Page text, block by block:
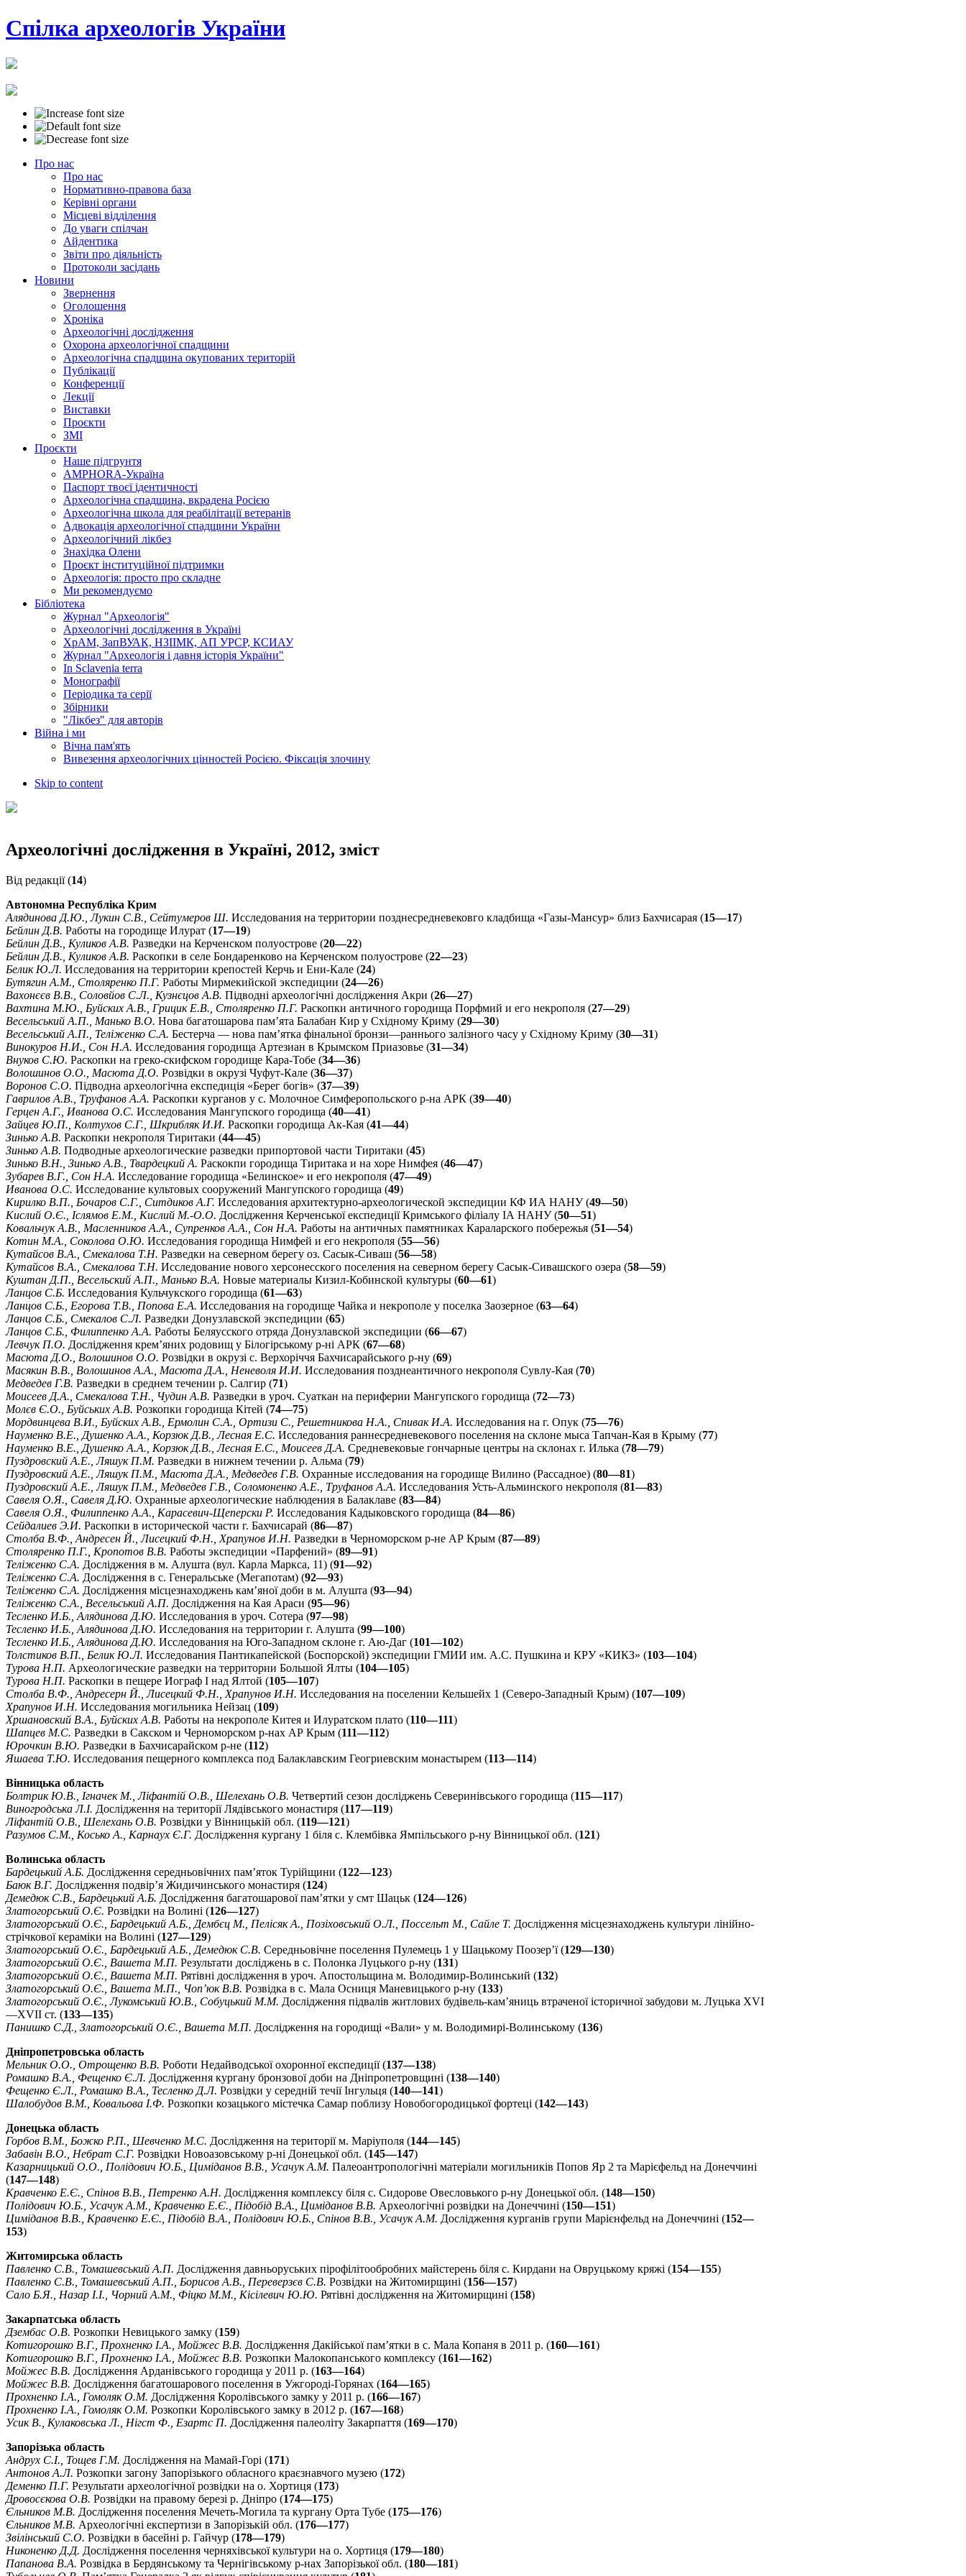
Cпілка археологів України
Про нас
Про нас
Нормативно-правова база
Керівні органи
Місцеві відділення
До уваги спілчан
Айдентика
Звіти про діяльність
Протоколи засідань
Новини
Звернення
Оголошення
Хроніка
Археологічні дослідження
Охорона археологічної спадщини
Археологічна спадщина окупованих територій
Публікації
Конференції
Лекції
Виставки
Проєкти
ЗМІ
Проєкти
Наше підгрунтя
AMPHORA-Україна
Паспорт твоєї ідентичності
Археологічна спадщина, вкрадена Росією
Археологічна школа для реабілітації ветеранів
Адвокація археологічної спадщини України
Археологічний лікбез
Знахідка Олени
Проєкт інституційної підтримки
Археологія: просто про складне
Ми рекомендуємо
Бібліотека
Журнал "Археологія"
Археологічні дослідження в Україні
ХрАМ, ЗапВУАК, НЗІІМК, АП УРСР, КСИАУ
Журнал "Археологія і давня історія України"
In Sclavenia terra
Монографії
Періодика та серії
Збірники
"Лікбез" для авторів
Війна і ми
Вічна пам'ять
Вивезення археологічних цінностей Росією. Фіксація злочину
Skip to content
Археологічні дослідження в Україні, 2012, зміст
Від редакції (14)
Автономна Республіка Крим
Алядинова Д.Ю., Лукин С.В., Сейтумеров Ш. Исследования на территории позднесредневековго кладбища «Газы-Мансур» близ Бахчисарая (15—17)
Бейлин Д.В. Работы на городище Илурат (17—19)
Бейлин Д.В., Куликов А.В. Разведки на Керченском полуострове (20—22)
Бейлин Д.В., Куликов А.В. Раскопки в селе Бондаренково на Керченском полуострове (22—23)
Белик Ю.Л. Исследования на территории крепостей Керчь и Ени-Кале (24)
Бутягин А.М., Столяренко П.Г. Работы Мирмекийской экспедиции (24—26)
Вахонєєв В.В., Соловйов С.Л., Кузнєцов А.В. Підводні археологічні дослідження Акри (26—27)
Вахтина М.Ю., Буйских А.В., Грицик Е.В., Столяренко П.Г. Раскопки античного городища Порфмий и его некрополя (27—29)
Весельський А.П., Манько В.О. Нова багатошарова пам’ята Балабан Кир у Східному Криму (29—30)
Весельський А.П., Теліженко С.А. Бестерча — нова пам’ятка фінальної бронзи—раннього залізного часу у Східному Криму (30—31)
Винокуров Н.И., Сон Н.А. Исследования городища Артезиан в Крымском Приазовье (31—34)
Внуков С.Ю. Раскопки на греко-скифском городище Кара-Тобе (34—36)
Волошинов О.О., Масюта Д.О. Розвідки в окрузі Чуфут-Кале (36—37)
Воронов С.О. Підводна археологічна експедиція «Берег богів» (37—39)
Гаврилов А.В., Труфанов А.А. Раскопки курганов у с. Молочное Симферопольского р-на АРК (39—40)
Герцен А.Г., Иванова О.С. Исследования Мангупского городища (40—41)
Зайцев Ю.П., Колтухов С.Г., Шкрибляк И.И. Раскопки городища Ак-Кая (41—44)
Зинько А.В. Раскопки некрополя Тиритаки (44—45)
Зинько А.В. Подводные археологические разведки припортовой части Тиритаки (45)
Зинько В.Н., Зинько А.В., Твардецкий А. Раскокпи городища Тиритака и на хоре Нимфея (46—47)
Зубарев В.Г., Сон Н.А. Исследование городища «Белинское» и его некрополя (47—49)
Иванова О.С. Исследование культовых сооружений Мангупского городища (49)
Кирилко В.П., Бочаров С.Г., Ситдиков А.Г. Исследования архитектурно-археологической экспедиции КФ ИА НАНУ (49—50)
Кислий О.Є., Іслямов Е.М., Кислий М.-О.О. Дослідження Керченської експедиції Кримського філіалу ІА НАНУ (50—51)
Ковальчук А.В., Масленников А.А., Супренков А.А., Сон Н.А. Работы на античных памятниках Караларского побережья (51—54)
Котин М.А., Соколова О.Ю. Исследования городища Нимфей и его некрополя (55—56)
Кутайсов В.А., Смекалова Т.Н. Разведки на северном берегу оз. Сасык-Сиваш (56—58)
Кутайсов В.А., Смекалова Т.Н. Исследование нового херсонесского поселения на северном берегу Сасык-Сивашского озера (58—59)
Куштан Д.П., Весельский А.П., Манько В.А. Новые материалы Кизил-Кобинской культуры (60—61)
Ланцов С.Б. Исследования Кульчукского городища (61—63)
Ланцов С.Б., Егорова Т.В., Попова Е.А. Исследования на городище Чайка и некрополе у поселка Заозерное (63—64)
Ланцов С.Б., Смекалов С.Л. Разведки Донузлавской экспедиции (65)
Ланцов С.Б., Филиппенко А.А. Работы Беляусского отряда Донузлавской экспедиции (66—67)
Левчук П.О. Дослідження крем’яних родовищ у Білогірському р-ні АРК (67—68)
Масюта Д.О., Волошинов О.О. Розвідки в окрузі с. Верхоріччя Бахчисарайського р-ну (69)
Масякин В.В., Волошинов А.А., Масюта Д.А., Неневоля И.И. Исследования позднеантичного некрополя Сувлу-Кая (70)
Медведев Г.В. Разведки в среднем течении р. Салгир (71)
Моисеев Д.А., Смекалова Т.Н., Чудин А.В. Разведки в уроч. Суаткан на периферии Мангупского городища (72—73)
Молєв Є.О., Буйських А.В. Розкопки городища Кітей (74—75)
Мордвинцева В.И., Буйских А.В., Ермолин С.А., Ортизи С., Решетникова Н.А., Спивак И.А. Исследования на г. Опук (75—76)
Науменко В.Е., Душенко А.А., Корзюк Д.В., Лесная Е.С. Исследования раннесредневекового поселения на склоне мыса Тапчан-Кая в Крыму (77)
Науменко В.Е., Душенко А.А., Корзюк Д.В., Лесная Е.С., Моисеев Д.А. Средневековые гончарные центры на склонах г. Илька (78—79)
Пуздровский А.Е., Ляшук П.М. Разведки в нижнем течении р. Альма (79)
Пуздровский А.Е., Ляшук П.М., Масюта Д.А., Медведев Г.В. Охранные исследования на городище Вилино (Рассадное) (80—81)
Пуздровский А.Е., Ляшук П.М., Медведев Г.В., Соломоненко А.Е., Труфанов А.А. Исследования Усть-Альминского некрополя (81—83)
Савеля О.Я., Савеля Д.Ю. Охранные археологические наблюдения в Балаклаве (83—84)
Савеля О.Я., Филиппенко А.А., Карасевич-Щеперски Р. Исследования Кадыковского городища (84—86)
Сейдалиев Э.И. Раскопки в исторической части г. Бахчисарай (86—87)
Столба В.Ф., Андресен Й., Лисецкий Ф.Н., Храпунов И.Н. Разведки в Черноморском р-не АР Крым (87—89)
Столяренко П.Г., Кропотов В.В. Работы экспедиции «Парфений» (89—91)
Теліженко С.А. Дослідження в м. Алушта (вул. Карла Маркса, 11) (91—92)
Теліженко С.А. Дослідження в с. Генеральське (Мегапотам) (92—93)
Теліженко С.А. Дослідження місцезнаходжень кам’яної доби в м. Алушта (93—94)
Теліженко С.А., Весельський А.П. Дослідження на Кая Араси (95—96)
Тесленко И.Б., Алядинова Д.Ю. Исследования в уроч. Сотера (97—98)
Тесленко И.Б., Алядинова Д.Ю. Исследования на территории г. Алушта (99—100)
Тесленко И.Б., Алядинова Д.Ю. Исследования на Юго-Западном склоне г. Аю-Даг (101—102)
Толстиков В.П., Белик Ю.Л. Исследования Пантикапейской (Боспорской) экспедиции ГМИИ им. А.С. Пушкина и КРУ «КИКЗ» (103—104)
Турова Н.П. Археологические разведки на территории Большой Ялты (104—105)
Турова Н.П. Раскопки в пещере Иограф I над Ялтой (105—107)
Столба В.Ф., Андресерн Й., Лисецкий Ф.Н., Храпунов И.Н. Исследования на поселении Кельшейх 1 (Северо-Западный Крым) (107—109)
Храпунов И.Н. Исследования могильника Нейзац (109)
Хршановский В.А., Буйских А.В. Работы на некрополе Китея и Илуратском плато (110—111)
Шапцев М.С. Разведки в Сакском и Черноморском р-нах АР Крым (111—112)
Юрочкин В.Ю. Разведки в Бахчисарайском р-не (112)
Яшаева Т.Ю. Исследования пещерного комплекса под Балаклавским Геогриевским монастырем (113—114)
Вінницька область
Болтрик Ю.В., Ігначек М., Ліфантій О.В., Шелехань О.В. Четвертий сезон досліджень Северинівського городища (115—117)
Виногродська Л.І. Дослідження на території Лядівського монастиря (117—119)
Ліфантій О.В., Шелехань О.В. Розвідки у Вінницькій обл. (119—121)
Разумов С.М., Косько А., Карнаух Є.Г. Дослідження кургану 1 біля с. Клембівка Ямпільського р-ну Вінницької обл. (121)
Волинська область
Бардецький А.Б. Дослідження середньовічних пам’яток Турійщини (122—123)
Баюк В.Г. Дослідження подвір’я Жидичинського монастиря (124)
Демедюк С.В., Бардецький А.Б. Дослідження багатошарової пам’ятки у смт Шацьк (124—126)
Златогорський О.Є. Розвідки на Волині (126—127)
Златогорський О.Є., Бардецький А.Б., Дембєц М., Пелісяк А., Позіховський О.Л., Поссельт М., Сайле Т. Дослідження місцезнаходжень культури лінійно-
стрічкової кераміки на Волині (127—129)
Златогорський О.Є., Бардецький А.Б., Демедюк С.В. Середньовічне поселення Пулемець 1 у Шацькому Поозер’ї (129—130)
Златогорський О.Є., Вашета М.П. Результати досліджень в с. Полонка Луцького р-ну (131)
Златогорський О.Є., Вашета М.П. Рятівні дослідження в уроч. Апостольщина м. Володимир-Волинський (132)
Златогорський О.Є., Вашета М.П., Чоп’юк В.В. Розвідка в с. Мала Осниця Маневицького р-ну (133)
Златогорський О.Є., Лукомський Ю.В., Собуцький М.М. Дослідження підвалів житлових будівель-кам’яниць втраченої історичної забудови м. Луцька XVI
—XVII ст. (133—135)
Панишко С.Д., Златогорський О.Є., Вашета М.П. Дослідження на городищі «Вали» у м. Володимирі-Волинському (136)
Дніпропетровська область
Мельник О.О., Отрощенко В.В. Роботи Недайводської охоронної експедиції (137—138)
Ромашко В.А., Фещенко Є.Л. Дослідження кургану бронзової доби на Дніпропетровщині (138—140)
Фещенко Є.Л., Ромашко В.А., Тесленко Д.Л. Розвідки у середній течії Інгульця (140—141)
Шалобудов В.М., Ковальова І.Ф. Розкопки козацького містечка Самар поблизу Новобогородицької фортеці (142—143)
Донецька область
Горбов В.М., Божко Р.П., Шевченко М.С. Дослідження на території м. Маріуполя (144—145)
Забавін В.О., Небрат С.Г. Розвідки Новоазовському р-ні Донецької обл. (145—147)
Казарницький О.О., Полідович Ю.Б., Циміданов В.В., Усачук А.М. Палеоантропологічні матеріали могильників Попов Яр 2 та Марієфельд на Донеччині
(147—148)
Кравченко Е.Є., Спінов В.В., Петренко А.Н. Дослідження комплексу біля с. Сидорове Овесловького р-ну Донецької обл. (148—150)
Полідович Ю.Б., Усачук А.М., Кравченко Е.Є., Підобід В.А., Циміданов В.В. Археологічні розвідки на Донеччині (150—151)
Циміданов В.В., Кравченко Е.Є., Підобід В.А., Полідович Ю.Б., Спінов В.В., Усачук А.М. Дослідження курганів групи Марієнфельд на Донеччині (152—
153)
Житомирська область
Павленко С.В., Томашевський А.П. Дослідження давньоруських пірофілітообробних майстерень біля с. Кирдани на Овруцькому кряжі (154—155)
Павленко С.В., Томашевський А.П., Борисов А.В., Переверзєв С.В. Розвідки на Житомирщині (156—157)
Сало Б.Я., Назар І.І., Чорний А.М., Фіцко М.М., Кісілевич Ю.Ю. Рятівні дослідження на Житомирщині (158)
Закарпатська область
Дзембас О.В. Розкопки Невицького замку (159)
Котигорошко В.Г., Прохненко І.А., Мойжес В.В. Дослідження Дакійської пам’ятки в с. Мала Копаня в 2011 р. (160—161)
Котигорошко В.Г., Прохненко І.А., Мойжес В.В. Розкопки Малокопанського комплексу (161—162)
Мойжес В.В. Дослідження Арданівського городища у 2011 р. (163—164)
Мойжес В.В. Дослідження багатошарового поселення в Ужгороді-Горянах (164—165)
Прохненко І.А., Гомоляк О.М. Дослідження Королівського замку у 2011 р. (166—167)
Прохненко І.А., Гомоляк О.М. Розкопки Королівського замку в 2012 р. (167—168)
Усик В., Кулаковська Л., Нігст Ф., Езартс П. Дослідження палеоліту Закарпаття (169—170)
Запорізька область
Андрух С.І., Тощев Г.М. Дослідження на Мамай-Горі (171)
Антонов А.Л. Розкопки загону Запорізького обласного краєзнавчого музею (172)
Деменко П.Г. Результати археологічної розвідки на о. Хортиця (173)
Дровосєкова О.В. Розвідки на правому березі р. Дніпро (174—175)
Єльников М.В. Дослідження поселення Мечеть-Могила та кургану Орта Тубе (175—176)
Єльников М.В. Археологічні експертизи в Запорізькій обл. (176—177)
Звілінський С.О. Розвідки в басейні р. Гайчур (178—179)
Никоненко Д.Д. Дослідження поселення черняхівської культури на о. Хортиця (179—180)
Папанова В.А. Розвідка в Бердянському та Чернігівському р-нах Запорізької обл. (180—181)